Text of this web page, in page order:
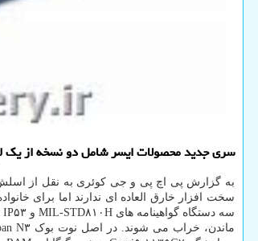
سری جدید محصولات ایسر شامل دو نسخه از یک
به گزارش پی اچ پی و جی کوئری به نقل از
سخت افزار خارق العاده ای ندارند اما برای
سه دستگاه گواهینامه های MIL-STD۸۱۰H و IP۵۳ دارند. این بدان معنا است که دستگاه ها در مقابل گرد و غبار و قطرات آب